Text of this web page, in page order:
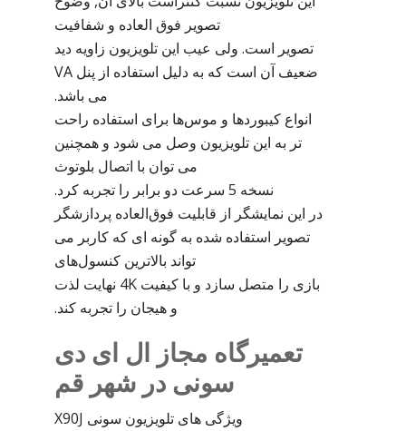
تصویر فوق العاده و شفافیت
تصویر است. ولی عیب این تلویزیون زاویه دید
ضعیف آن است که به دلیل استفاده از پنل VA
می باشد.
انواع کیبوردها و موس‌ها برای استفاده راحت
تر به این تلویزیون وصل می شود و همچنین
می توان با اتصال بلوتوث
نسخه 5 سرعت دو برابر را تجربه کرد.
در این نمایشگر از قابلیت فوق‌العاده پردازشگر
تصویر استفاده شده به گونه ‌ای که کاربر می
‌تواند بالاترین کنسول‌های
بازی را متصل سازد و با کیفیت 4K نهایت لذت
و هیجان را تجربه کند.
تعمیرگاه مجاز ال ای دی
سونی در شهر قم
ویژگی های تلویزیون سونی X90J